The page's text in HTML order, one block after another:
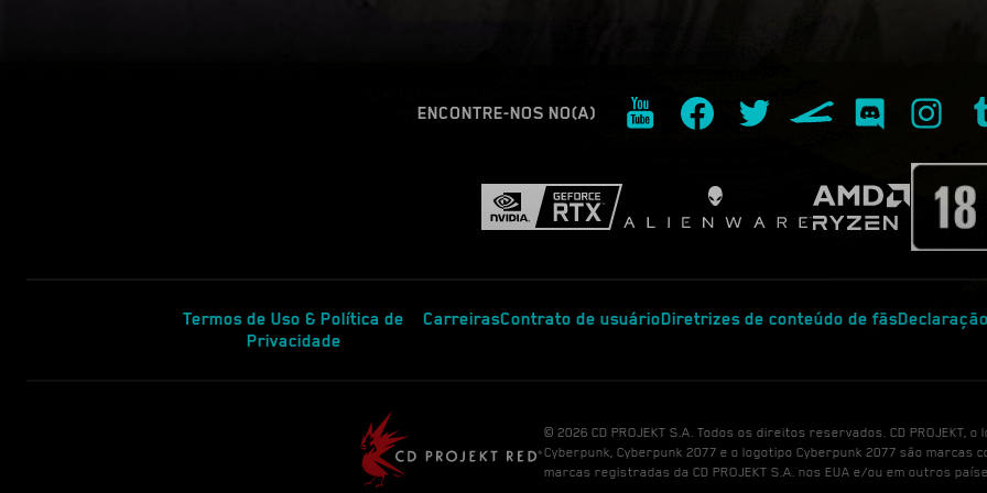
ENCONTRE-NOS NO(A)
Termos de Uso & Política de
Privacidade
CarreirasContrato de usuárioDiretrizes de conteúdo de fãs
© 2026 CD PROJEKT S.A. Todos os direitos reservados. CD PROJEKT, o
Cyberpunk, Cyberpunk 2077 e o logotipo Cyberpunk 2077 são marcas
marcas registradas da CD PROJEKT S.A. nos EUA e/ou em outros